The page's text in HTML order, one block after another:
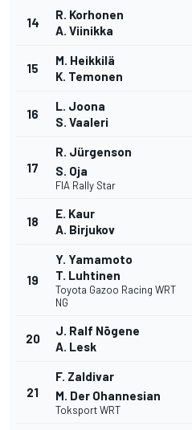
14
R. Korhonen
A. Viinikka
15
M. Heikkilä
K. Temonen
16
L. Joona
S. Vaaleri
17
R. Jürgenson
S. Oja
FIA Rally Star
18
E. Kaur
A. Birjukov
19
Y. Yamamoto
T. Luhtinen
Toyota Gazoo Racing WRT
NG
20
J. Ralf Nõgene
A. Lesk
21
F. Zaldivar
M. Der Ohannesian
Toksport WRT